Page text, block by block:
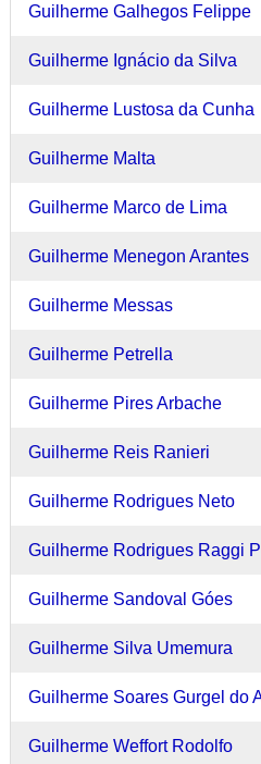
Guilherme Galhegos Felippe
Guilherme Ignácio da Silva
Guilherme Lustosa da Cunha
Guilherme Malta
Guilherme Marco de Lima
Guilherme Menegon Arantes
Guilherme Messas
Guilherme Petrella
Guilherme Pires Arbache
Guilherme Reis Ranieri
Guilherme Rodrigues Neto
Guilherme Rodrigues Raggi
Guilherme Sandoval Góes
Guilherme Silva Umemura
Guilherme Soares Gurgel do
Guilherme Weffort Rodolfo